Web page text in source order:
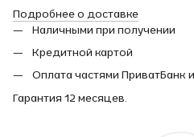
Подробнее о доставке
Наличными при получении
Кредитной картой
Оплата частями ПриватБанк
Гарантия 12 месяцев.